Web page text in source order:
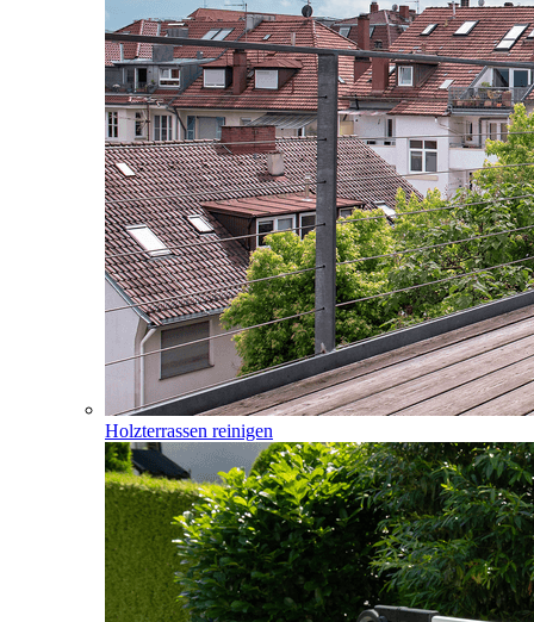
Holzterrassen reinigen